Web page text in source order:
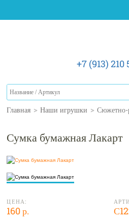
+7 (913) 210
Главная > Наши игрушки > Сюжетно-
Сумка бумажная Лакарт
ЦЕНА:
160 р.